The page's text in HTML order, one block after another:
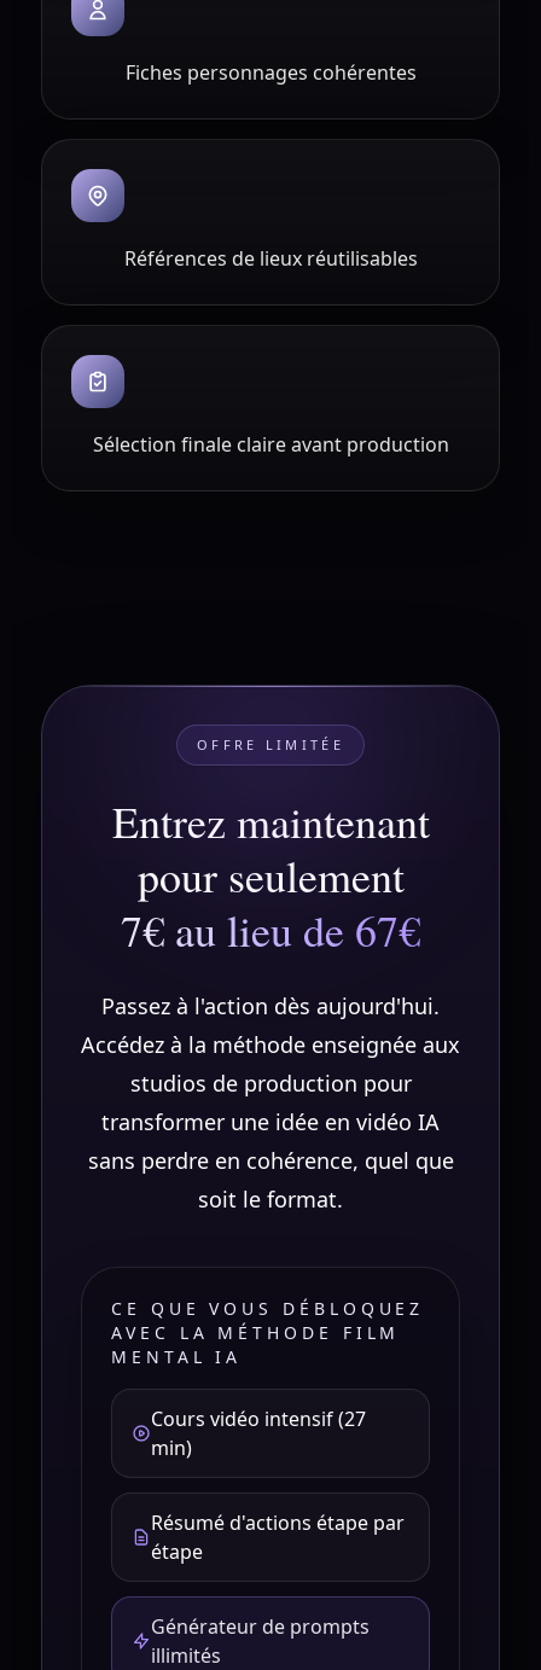
Fiches personnages cohérentes
Références de lieux réutilisables
Sélection finale claire avant production
OFFRE LIMITÉE
Entrez maintenant
pour seulement
7€ au lieu de 67€
Passez à l'action dès aujourd'hui.
Accédez à la méthode enseignée aux
studios de production pour
transformer une idée en vidéo IA
sans perdre en cohérence, quel que
soit le format.
CE QUE VOUS DÉBLOQUEZ
AVEC LA MÉTHODE FILM
MENTAL IA
Cours vidéo intensif (27
min)
Résumé d'actions étape par
étape
Générateur de prompts
illimités